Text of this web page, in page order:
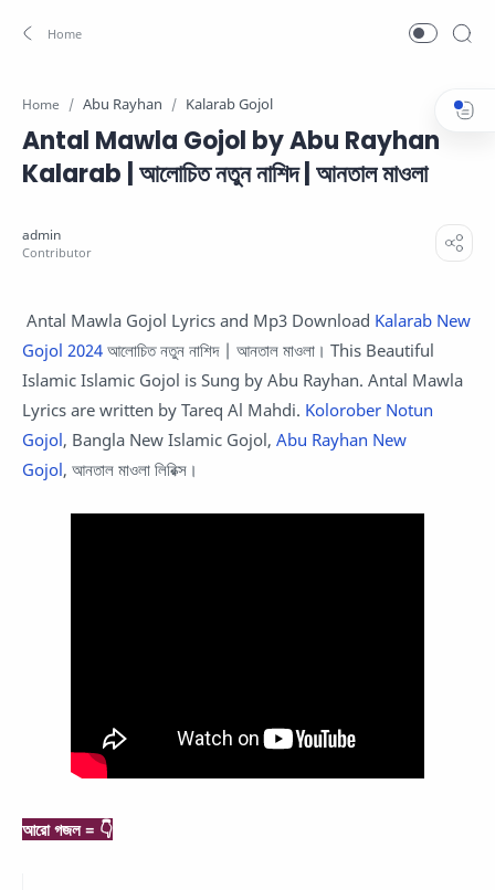
Home Abu Rayhan Kalarab Gojol
Antal Mawla Gojol by Abu Rayhan
Kalarab | আলোচিত নতুন নাশিদ | আনতাল মাওলা
Antal Mawla Gojol Lyrics and Mp3 Download Kalarab New
Gojol 2024 আলোচিত নতুন নাশিদ | আনতাল মাওলা। This Beautiful
Islamic Islamic Gojol is Sung by Abu Rayhan. Antal Mawla
Lyrics are written by Tareq Al Mahdi. Kolorober Notun
Gojol, Bangla New Islamic Gojol, Abu Rayhan New
Gojol, আনতাল মাওলা লিরিক্স।
আরো গজল = 👇